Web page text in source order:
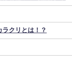
クリとは！？